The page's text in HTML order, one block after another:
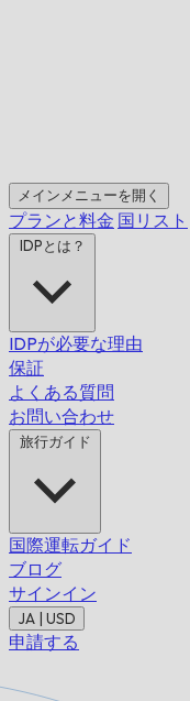
メインメニューを開く
プランと料金 国リスト
IDPとは？
IDPが必要な理由
保証
よくある質問
お問い合わせ
旅行ガイド
国際運転ガイド
ブログ
サインイン
JA | USD
申請する